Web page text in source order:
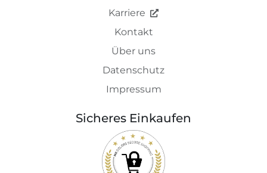
Karriere
Kontakt
Über uns
Datenschutz
Impressum
Sicheres Einkaufen